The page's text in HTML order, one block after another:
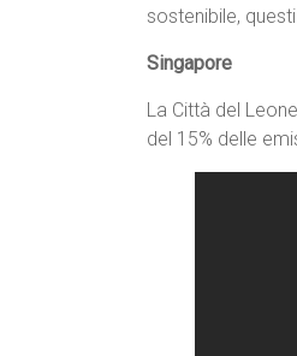
sostenibile,
Singapore
La Città del
del 15% delle